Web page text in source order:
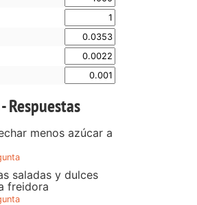
Tortilla de setas
Respuestas
menos azúcar a
saladas y dulces
freidora